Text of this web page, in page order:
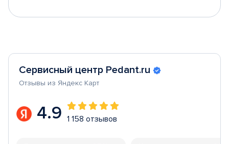
Сервисный центр Pedant.ru
Отзывы из Яндекс Карт
4.9 1 158 отзывов